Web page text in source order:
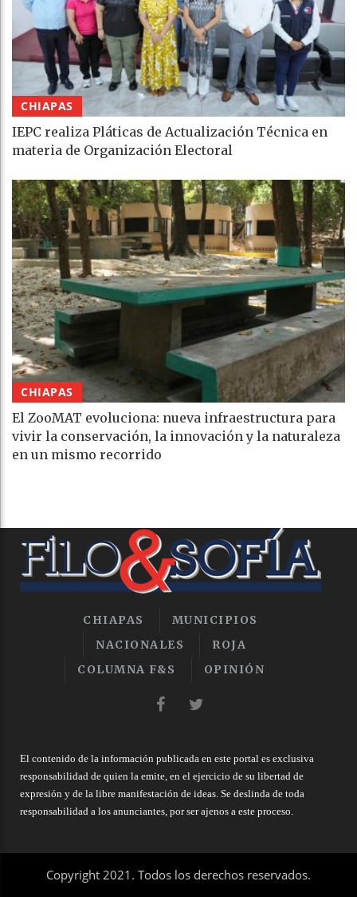
CHIAPAS
IEPC realiza Pláticas de Actualización Técnica en
materia de Organización Electoral
CHIAPAS
El ZooMAT evoluciona: nueva infraestructura para
vivir la conservación, la innovación y la naturaleza
en un mismo recorrido
CHIAPAS
MUNICIPIOS
NACIONALES
ROJA
COLUMNA F&S
OPINIÓN
El contenido de la información publicada en este portal es exclusiva
responsabilidad de quien la emite, en el ejercicio de su libertad de
expresión y de la libre manifestación de ideas. Se deslinda de toda
responsabilidad a los anunciantes, por ser ajenos a este proceso.
Copyright 2021. Todos los derechos reservados.